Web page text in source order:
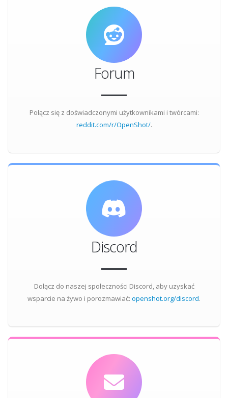
Forum
Połącz się z doświadczonymi użytkownikami i twórcami:
reddit.com/r/OpenShot/.
Discord
Dołącz do naszej społeczności Discord, aby uzyskać
wsparcie na żywo i porozmawiać: openshot.org/discord.